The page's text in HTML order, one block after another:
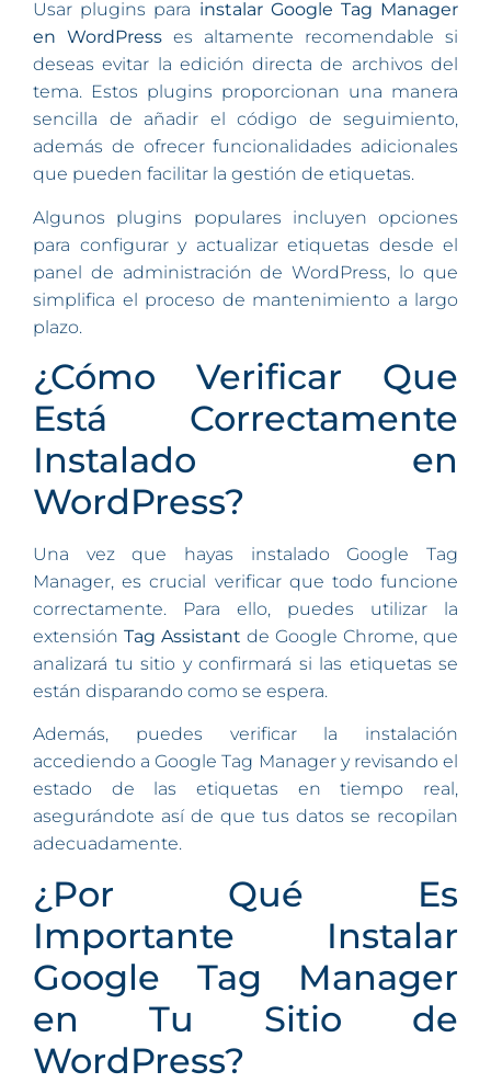
Usar plugins para instalar Google Tag Manager
en WordPress es altamente recomendable si
deseas evitar la edición directa de archivos del
tema. Estos plugins proporcionan una manera
sencilla de añadir el código de seguimiento,
además de ofrecer funcionalidades adicionales
que pueden facilitar la gestión de etiquetas.
Algunos plugins populares incluyen opciones
para configurar y actualizar etiquetas desde el
panel de administración de WordPress, lo que
simplifica el proceso de mantenimiento a largo
plazo.
¿Cómo Verificar Que
Está Correctamente
Instalado en
WordPress?
Una vez que hayas instalado Google Tag
Manager, es crucial verificar que todo funcione
correctamente. Para ello, puedes utilizar la
extensión Tag Assistant de Google Chrome, que
analizará tu sitio y confirmará si las etiquetas se
están disparando como se espera.
Además, puedes verificar la instalación
accediendo a Google Tag Manager y revisando el
estado de las etiquetas en tiempo real,
asegurándote así de que tus datos se recopilan
adecuadamente.
¿Por Qué Es
Importante Instalar
Google Tag Manager
en Tu Sitio de
WordPress?